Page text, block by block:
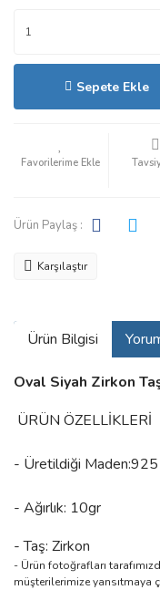
Sepete Ekle
Ürün Paylaş :
Karşılaştır
Ürün Bilgisi
Oval Siyah Zirkon
ÜRÜN ÖZELLİKLERİ
- Üretildiği Maden:925
- Ağırlık: 10gr
- Taş: Zirkon
- Ürün fotoğrafları
müşterilerimize yansıtmaya